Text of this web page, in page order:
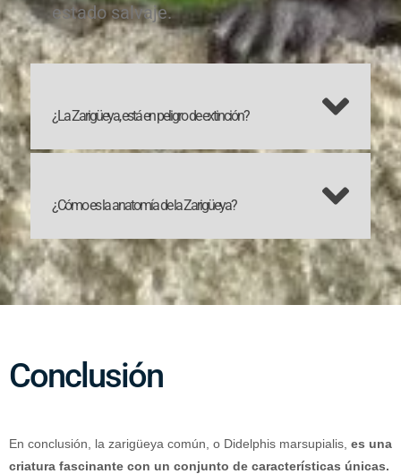
estado salvaje.
¿La Zarigüeya, está en peligro de extinción?
¿Cómo es la anatomía de la Zarigüeya?
Conclusión
En conclusión, la zarigüeya común, o Didelphis marsupialis, es una
criatura fascinante con un conjunto de características únicas.